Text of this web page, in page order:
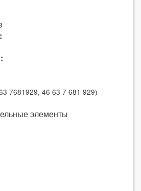
7681929, 46 63 7 681 929)
элементы